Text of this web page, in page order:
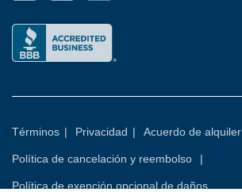
Términos | Privacidad | Acuerdo de alquiler
Política de cancelación y reembolso |
Política de exención opcional de daños